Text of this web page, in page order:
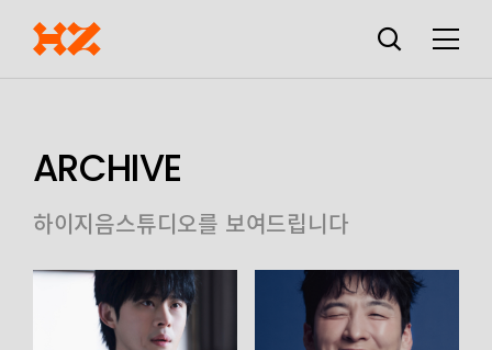
검색창
열기
메뉴
ARCHIVE
하이지음스튜디오를 보여드립니다